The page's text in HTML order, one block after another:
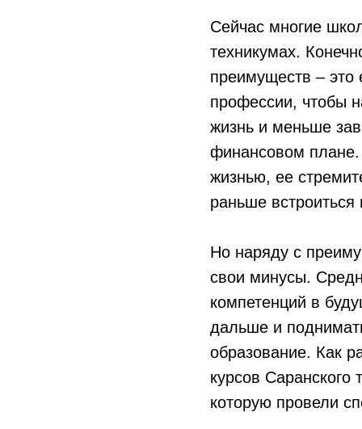
Сейчас многие
техникумах.
преимуществ – это
профессии, чтобы
жизнь и меньше
финансовом плане.
жизнью, ее
раньше
Но наряду с
свои минусы.
компетенций в
дальше и
образование. Как
курсов
которую провели